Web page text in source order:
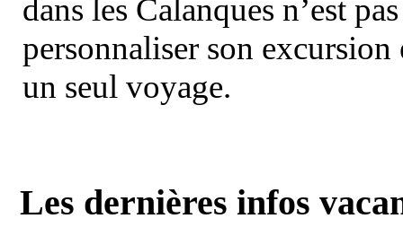
dans les Calanques n’est
personnaliser son
un seul voyage.
Les dernières infos